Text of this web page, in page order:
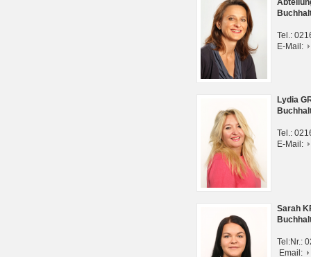
Tel.:
E-Mail:
Lydia
Tel.:
E-Mail:
Sarah
Tel:Nr.:
Email: